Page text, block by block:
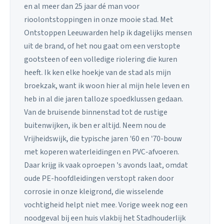
en al meer dan 25 jaar dé man voor
rioolontstoppingen in onze mooie stad. Met
Ontstoppen Leeuwarden help ik dagelijks mensen
uit de brand, of het nou gaat om een verstopte
gootsteen of een volledige riolering die kuren
heeft. Ik ken elke hoekje van de stad als mijn
broekzak, want ik woon hier al mijn hele leven en
heb in al die jaren talloze spoedklussen gedaan.
Van de bruisende binnenstad tot de rustige
buitenwijken, ik ben er altijd. Neem nou de
Vrijheidswijk, die typische jaren '60 en '70-bouw
met koperen waterleidingen en PVC-afvoeren.
Daar krijg ik vaak oproepen 's avonds laat, omdat
oude PE-hoofdleidingen verstopt raken door
corrosie in onze kleigrond, die wisselende
vochtigheid helpt niet mee. Vorige week nog een
noodgeval bij een huis vlakbij het Stadhouderlijk